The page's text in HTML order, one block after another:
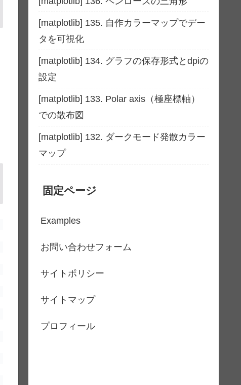
[matplotlib] 135. 自作カラーマップでデー
タを可視化
[matplotlib] 134. グラフの保存形式とdpiの
設定
[matplotlib] 133. Polar axis（極座標軸）
での散布図
[matplotlib] 132. ダークモード発散カラー
マップ
固定ページ
Examples
お問い合わせフォーム
サイトポリシー
サイトマップ
プロフィール